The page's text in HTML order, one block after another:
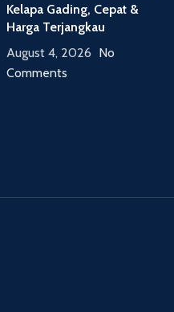
Kelapa Gading, Cepat &
Harga Terjangkau
August 4, 2026 No
Comments